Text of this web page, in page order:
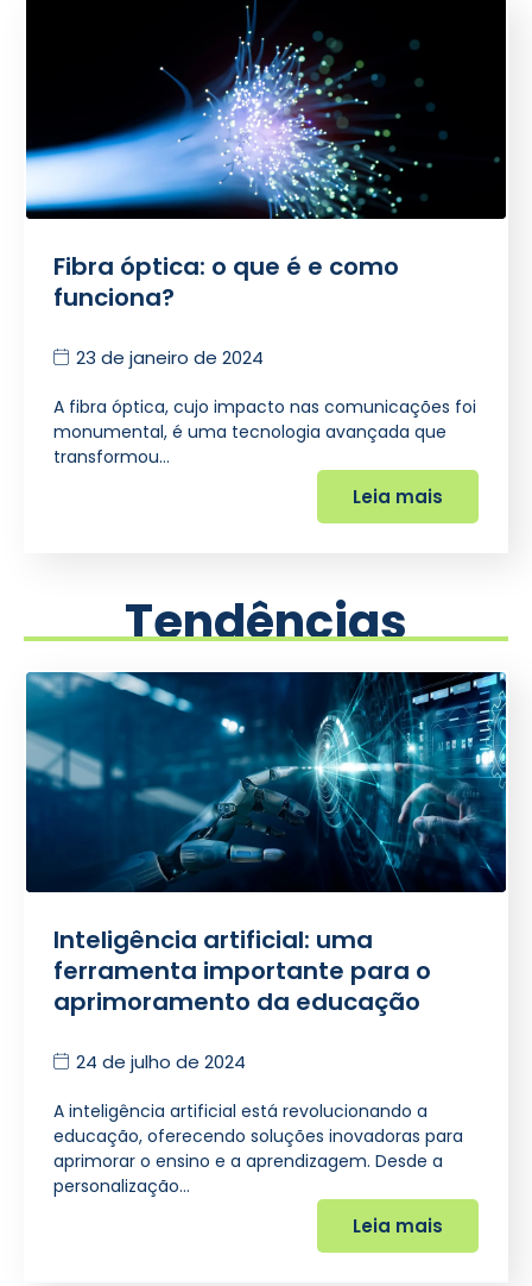
Fibra óptica: o que é e como
funciona?
23 de janeiro de 2024
A fibra óptica, cujo impacto nas comunicações foi
monumental, é uma tecnologia avançada que
transformou…
Leia mais
Tendências
Inteligência artificial: uma
ferramenta importante para o
aprimoramento da educação
24 de julho de 2024
A inteligência artificial está revolucionando a
educação, oferecendo soluções inovadoras para
aprimorar o ensino e a aprendizagem. Desde a
personalização…
Leia mais